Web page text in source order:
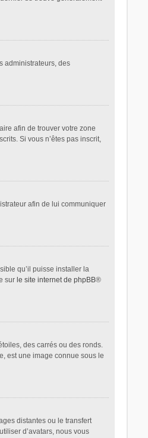
administrateurs, des
afin de trouver votre zone
Si vous n’êtes pas inscrit,
afin de lui communiquer
qu’il puisse installer la
sur le site internet de phpBB®
des carrés ou des ronds.
est une image connue sous le
distantes ou le transfert
d’avatars, nous vous